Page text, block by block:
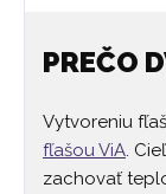
PREČO
Vytvoreniu
fľašou ViA .
zachovať